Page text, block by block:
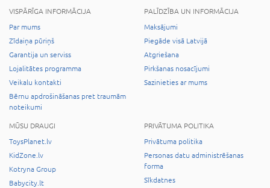
VISPĀRĪGA INFORMĀCIJA
Par mums
Zīdaiņa pūriņš
Garantija un serviss
Lojalitātes programma
Veikalu kontakti
Bērnu apdrošināšanas pret traumām
noteikumi
PALĪDZĪBA UN INFORMĀCIJA
Maksājumi
Piegāde visā Latvijā
Atgriešana
Pirkšanas nosacījumi
Sazinieties ar mums
MŪSU DRAUGI
ToysPlanet.lv
KidZone.lv
Kotryna Group
Babycity.lt
PRIVĀTUMA POLITIKA
Privātuma politika
Personas datu administrēšanas
forma
Sīkdatnes